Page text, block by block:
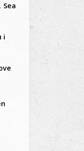
Sea
i